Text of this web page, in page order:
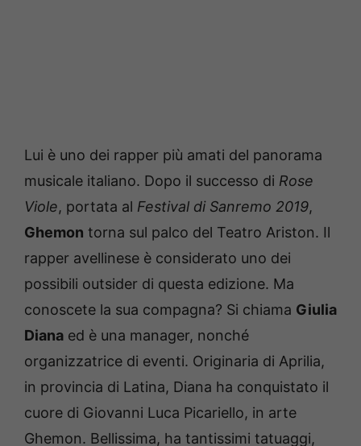
Lui è uno dei rapper più amati del panorama
musicale italiano. Dopo il successo di Rose
Viole, portata al Festival di Sanremo 2019,
Ghemon torna sul palco del Teatro Ariston. Il
rapper avellinese è considerato uno dei
possibili outsider di questa edizione. Ma
conoscete la sua compagna? Si chiama Giulia
Diana ed è una manager, nonché
organizzatrice di eventi. Originaria di Aprilia,
in provincia di Latina, Diana ha conquistato il
cuore di Giovanni Luca Picariello, in arte
Ghemon. Bellissima, ha tantissimi tatuaggi,